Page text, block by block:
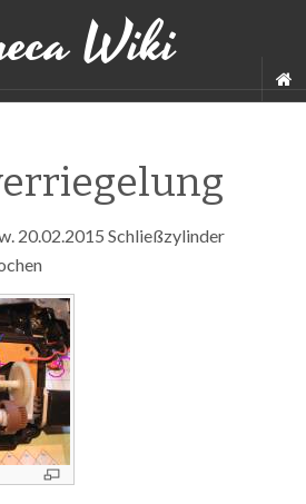
Wiki
20.02.2015 Schließzylinder